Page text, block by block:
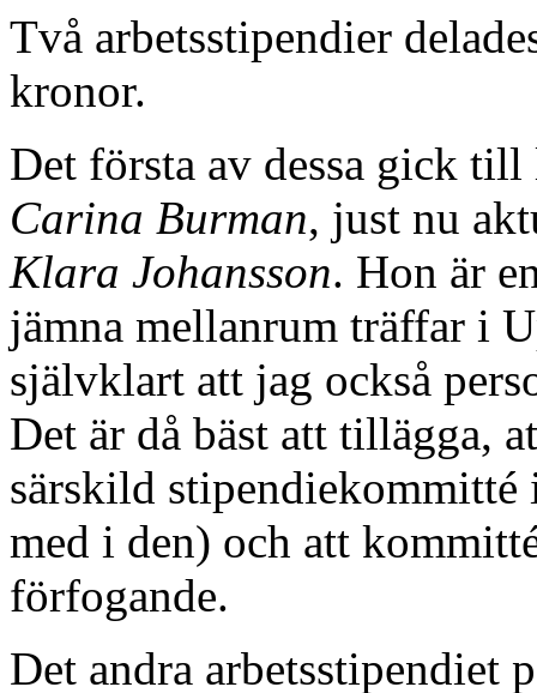
Två arbetsstipendier
kronor.
Det första av dessa gick
Carina Burman, just nu
Klara Johansson. Hon är
jämna mellanrum träffar i
självklart att jag också
Det är då bäst att tillägga,
särskild
med i den) och att
förfogande.
Det andra